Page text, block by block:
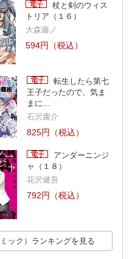
山本康人
杖と剣のウィス
トリア（１６）
大森藤ノ
594円（税込）
転生したら第七
王子だったので、気ま
まに…
石沢庸介
825円（税込）
アンダーニンジ
ャ（１８）
花沢健吾
792円（税込）
ック）ランキングを見る